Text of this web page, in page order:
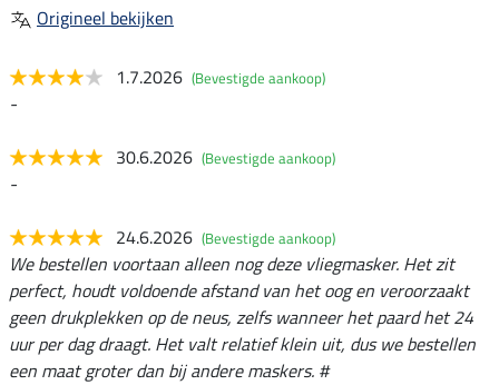
Origineel bekijken
1.7.2026 (Bevestigde aankoop)
-
30.6.2026 (Bevestigde aankoop)
-
24.6.2026 (Bevestigde aankoop)
We bestellen voortaan alleen nog deze vliegmasker. Het zit
perfect, houdt voldoende afstand van het oog en veroorzaakt
geen drukplekken op de neus, zelfs wanneer het paard het 24
uur per dag draagt. Het valt relatief klein uit, dus we bestellen
een maat groter dan bij andere maskers. #